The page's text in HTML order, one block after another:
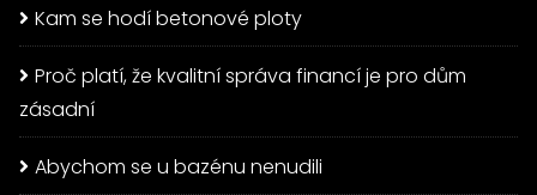
Kam se hodí betonové ploty
Proč platí, že kvalitní správa financí je pro dům
zásadní
Abychom se u bazénu nenudili